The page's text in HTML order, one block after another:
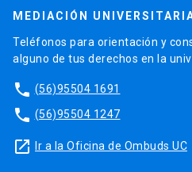
MEDIACIÓN
Teléfonos para orientación y
alguno de tus derechos en la
phone (56)95504 1691
phone (56)95504 1247
launch Ir a la Oficina de Ombuds UC